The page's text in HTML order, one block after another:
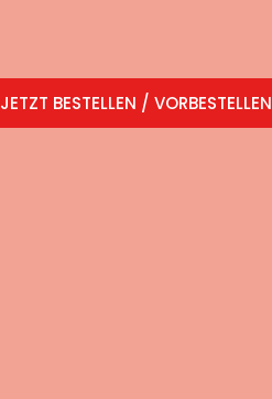
JETZT BESTELLEN / VORBESTELLEN